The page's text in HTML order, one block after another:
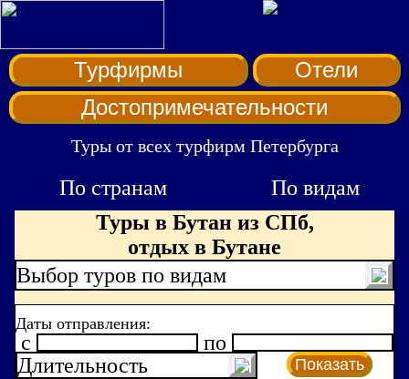
Турфирмы
Отели
Достопримечательности
Туры от всех турфирм Петербурга
По странам
По видам
Туры в Бутан из СПб,
отдых в Бутане
Выбор туров по видам
Даты отправления:
c
по
Длительность
Показать